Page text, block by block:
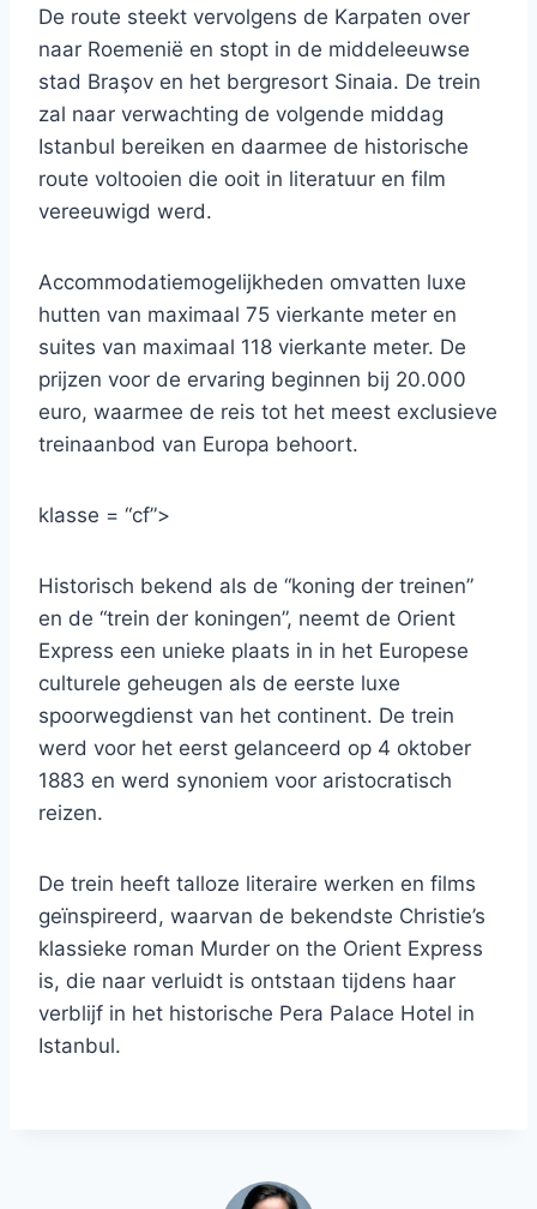
De route steekt vervolgens de Karpaten over
naar Roemenië en stopt in de middeleeuwse
stad Braşov en het bergresort Sinaia. De trein
zal naar verwachting de volgende middag
Istanbul bereiken en daarmee de historische
route voltooien die ooit in literatuur en film
vereeuwigd werd.
Accommodatiemogelijkheden omvatten luxe
hutten van maximaal 75 vierkante meter en
suites van maximaal 118 vierkante meter. De
prijzen voor de ervaring beginnen bij 20.000
euro, waarmee de reis tot het meest exclusieve
treinaanbod van Europa behoort.
klasse = “cf”>
Historisch bekend als de “koning der treinen”
en de “trein der koningen”, neemt de Orient
Express een unieke plaats in in het Europese
culturele geheugen als de eerste luxe
spoorwegdienst van het continent. De trein
werd voor het eerst gelanceerd op 4 oktober
1883 en werd synoniem voor aristocratisch
reizen.
De trein heeft talloze literaire werken en films
geïnspireerd, waarvan de bekendste Christie’s
klassieke roman Murder on the Orient Express
is, die naar verluidt is ontstaan ​​tijdens haar
verblijf in het historische Pera Palace Hotel in
Istanbul.